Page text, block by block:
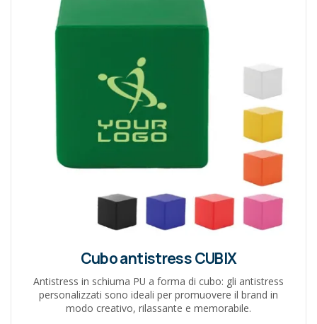
Cubo antistress CUBIX
Antistress in schiuma PU a forma di cubo: gli antistress
personalizzati sono ideali per promuovere il brand in
modo creativo, rilassante e memorabile.